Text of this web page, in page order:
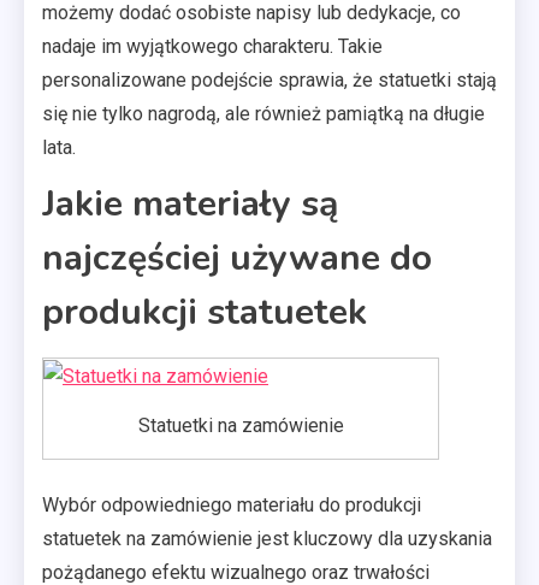
możemy dodać osobiste napisy lub dedykacje, co
nadaje im wyjątkowego charakteru. Takie
personalizowane podejście sprawia, że statuetki stają
się nie tylko nagrodą, ale również pamiątką na długie
lata.
Jakie materiały są
najczęściej używane do
produkcji statuetek
Statuetki na zamówienie
Wybór odpowiedniego materiału do produkcji
statuetek na zamówienie jest kluczowy dla uzyskania
pożądanego efektu wizualnego oraz trwałości